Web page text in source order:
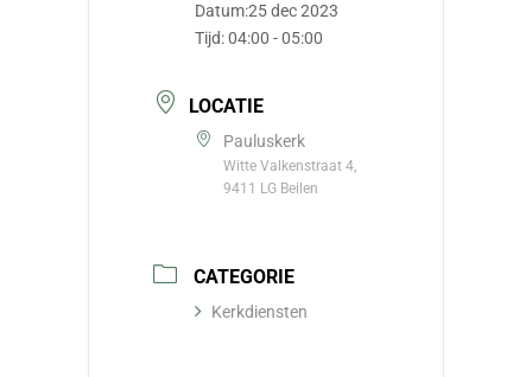
Datum:25 dec 2023
Tijd:04:00 - 05:00
LOCATIE
Pauluskerk
Witte Valkenstraat 4,
9411 LG Beilen
CATEGORIE
Kerkdiensten